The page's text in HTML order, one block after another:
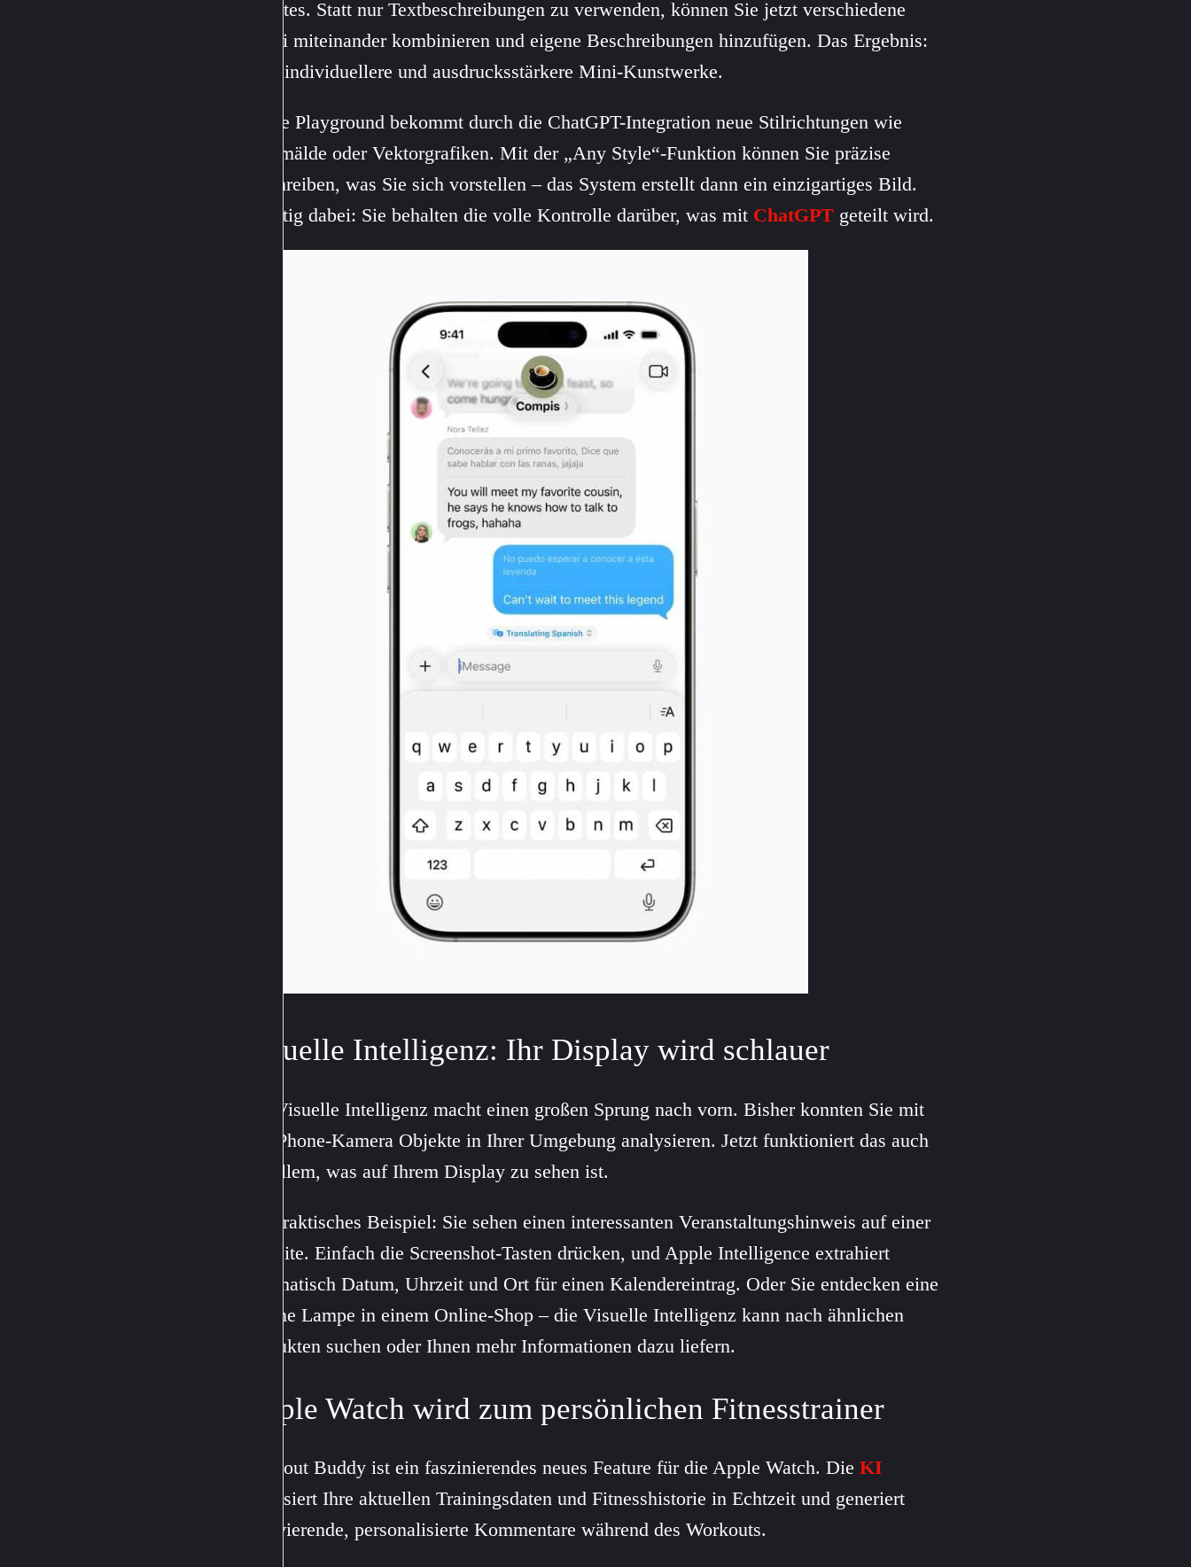
Updates. Statt nur Textbeschreibungen zu verwenden, können Sie jetzt verschiedene
Emoji miteinander kombinieren und eigene Beschreibungen hinzufügen. Das Ergebnis:
noch individuellere und ausdrucksstärkere Mini-Kunstwerke.
Image Playground bekommt durch die ChatGPT-Integration neue Stilrichtungen wie
Ölgemälde oder Vektorgrafiken. Mit der „Any Style“-Funktion können Sie präzise
beschreiben, was Sie sich vorstellen – das System erstellt dann ein einzigartiges Bild.
Wichtig dabei: Sie behalten die volle Kontrolle darüber, was mit ChatGPT geteilt wird.
Visuelle Intelligenz: Ihr Display wird schlauer
Die Visuelle Intelligenz macht einen großen Sprung nach vorn. Bisher konnten Sie mit
der iPhone-Kamera Objekte in Ihrer Umgebung analysieren. Jetzt funktioniert das auch
mit allem, was auf Ihrem Display zu sehen ist.
Ein praktisches Beispiel: Sie sehen einen interessanten Veranstaltungshinweis auf einer
Website. Einfach die Screenshot-Tasten drücken, und Apple Intelligence extrahiert
automatisch Datum, Uhrzeit und Ort für einen Kalendereintrag. Oder Sie entdecken eine
schöne Lampe in einem Online-Shop – die Visuelle Intelligenz kann nach ähnlichen
Produkten suchen oder Ihnen mehr Informationen dazu liefern.
Apple Watch wird zum persönlichen Fitnesstrainer
Workout Buddy ist ein faszinierendes neues Feature für die Apple Watch. Die KI
analysiert Ihre aktuellen Trainingsdaten und Fitnesshistorie in Echtzeit und generiert
motivierende, personalisierte Kommentare während des Workouts.